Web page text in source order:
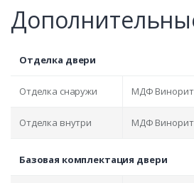
Отделка двери
Отделка снаружи МДФ Винорит
Отделка внутри МДФ Винорит
Базовая комплектация двери